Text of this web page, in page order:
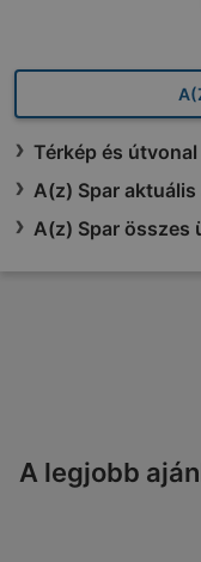
Térkép és útvonal
A(z) Spar
A(z) Spar összes
A legjobb